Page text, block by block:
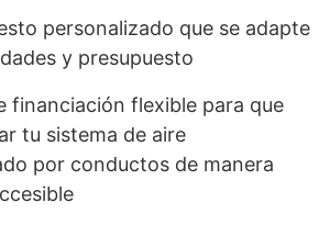
personalizado que se adapte
y presupuesto
financiación flexible para que
tu sistema de aire
por conductos de manera